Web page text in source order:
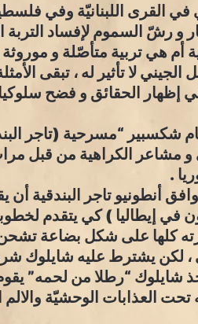
في القرى اللبنانيّة وفي
و رشّ السموم لإفساد التربة
أم هي تربية متأصّلة و
لا تأثير له ، تبقى
إظهار الحقائق و فضح
شكسبير “مسرحية (تاجر
و مشاعر الكراهية من قبل
.
إيطاليا ) كي يتقدم
كلها على شكل بضاعة
، لكن يشترط عليه شايلوك
شايلوك “رطلا من لحمه”
تحت العذابات الوحشيّة والالم